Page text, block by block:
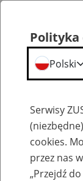
Szkolenia
Polityka
Polski
Serwisy
cookies.
przez nas
„Przejdź